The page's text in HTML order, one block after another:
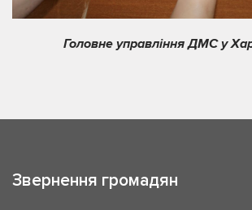
Головне управління ДМС у
Звернення громадян